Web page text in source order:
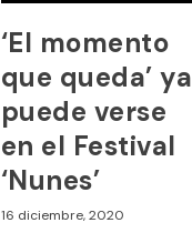
‘El momento
que queda’ ya
puede verse
en el Festival
‘Nunes’
16 diciembre, 2020